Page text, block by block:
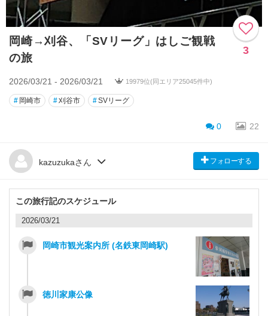
岡崎→刈谷、「SVリーグ」はしご観戦
の旅
3
2026/03/21 - 2026/03/21 19979位(同エリア25045件中)
# 岡崎市 #刈谷市 #SVリーグ
0 22
kazuzukaさん フォローする
この旅行記のスケジュール
2026/03/21
岡崎市観光案内所 (名鉄東岡崎駅)
徳川家康公像